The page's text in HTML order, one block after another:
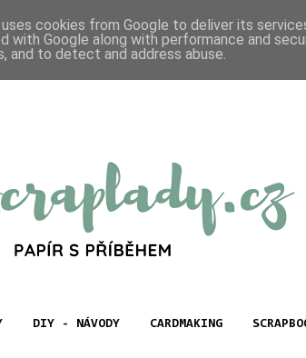
DIY - NÁVODY CARDMAKING
cookies from Google to deliver its
with Google along with performance and
and to detect and address abuse.